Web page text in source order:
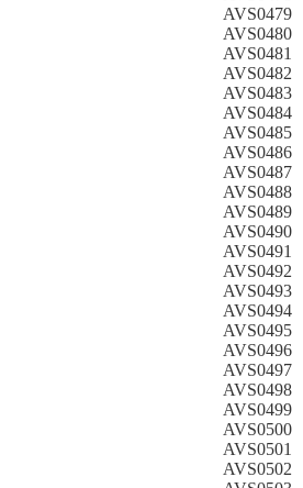
AVS0479
AVS0480
AVS0481
AVS0482
AVS0483
AVS0484
AVS0485
AVS0486
AVS0487
AVS0488
AVS0489
AVS0490
AVS0491
AVS0492
AVS0493
AVS0494
AVS0495
AVS0496
AVS0497
AVS0498
AVS0499
AVS0500
AVS0501
AVS0502